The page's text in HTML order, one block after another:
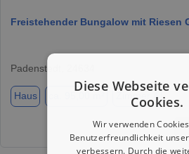
Freistehender Bungalow mit Riesen
Padenstedt, 24634
Haus Zimmer 4
Diese Webseite
Cookies.
Wir verwenden
Benutzerfreundlichkeit
verbessern. Durch die